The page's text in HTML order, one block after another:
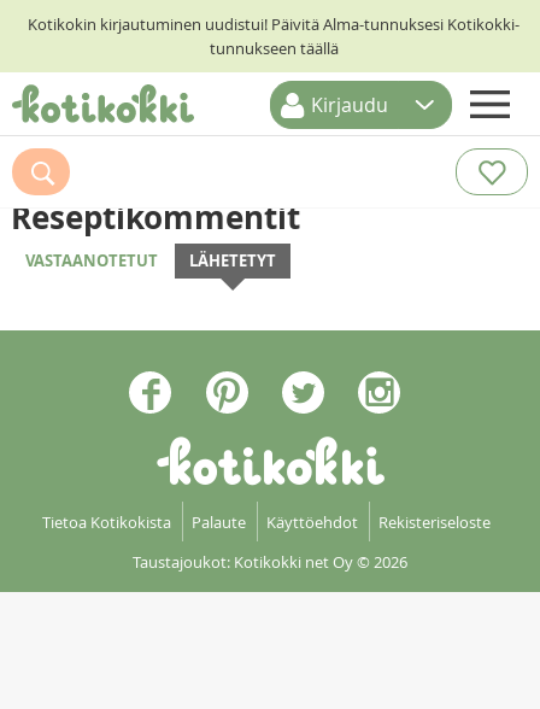
Kotikokin kirjautuminen uudistui! Päivitä Alma-tunnuksesi Kotikokki-
tunnukseen täällä
ETUSIVU
RESEPTIHAKU
KOTIKOKIT
Kirjaudu
Reseptikommentit
VASTAANOTETUT LÄHETETYT
Tietoa Kotikokista Palaute Käyttöehdot
Rekisteriseloste
Taustajoukot: Kotikokki net Oy© 2026